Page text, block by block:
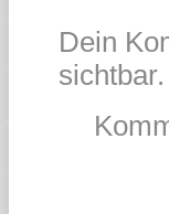
Dein
sichtbar.